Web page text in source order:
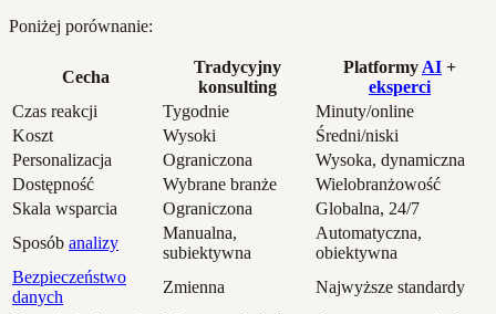
Poniżej porównanie:
Cecha
Tradycyjny
konsulting
Platformy AI +
eksperci
Czas reakcji
Tygodnie
Minuty/online
Koszt
Wysoki
Średni/niski
Personalizacja
Ograniczona
Wysoka, dynamiczna
Dostępność
Wybrane branże
Wielobranżowość
Skala wsparcia
Ograniczona
Globalna, 24/7
Sposób analizy
Manualna,
subiektywna
Automatyczna,
obiektywna
Bezpieczeństwo
danych
Zmienna
Najwyższe standardy